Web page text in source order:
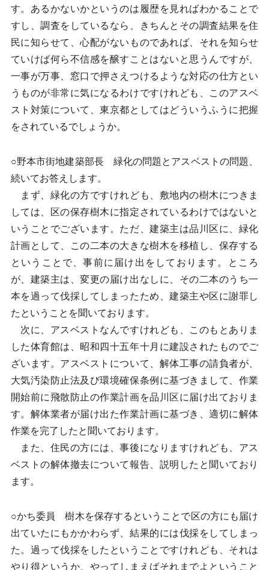
す。あるかないかというのは履歴を見ればわかることで
すし、調査をしているなら、きちんとその調査結果を住
民に知らせて、心配がないものであれば、それを知らせ
ていけば何ら不信感を醸すことはないと思うんですが、
一事が万事、窓口で押さえつけるような対応の仕方とい
うものが非常に気になるわけですけれども、このアスベ
スト対策について、東京都としてはどういうふうに把握
をされているでしょうか。
○野本市街地建築部長 緑化の問題とアスベストの問題、
続いてお答えします。
まず、緑化の方ですけれども、敷地内の樹木につきま
しては、区の保存樹木に指定されているわけではないと
いうことでございます。ただ、建築主は品川区に、緑化
計画として、この二本の大きな樹木を移植し、保存する
ということで、事前に届け出をしております。ところ
が、建築主は、変更の届け出なしに、その二本のうち一
本を過って伐採してしまったため、建築主や区に謝罪し
たということを聞いております。
次に、アスベストなんですけれども、このもとありま
した体育館は、昭和四十五年十月に建設されたものでご
ざいます。アスベストについて、解体工事の請負者が、
大気汚染防止法及び環境確保条例に基づきまして、作業
開始前に飛散防止の作業計画を品川区に届け出ておりま
す。解体業者が届け出た作業計画に基づき、適切に解体
作業を完了したと聞いております。
また、住民の方には、事後になりますけれども、アス
ベストの解体撤去について報告、説明したと聞いており
ます。
○かち委員 樹木を保存するということで区の方にも届け
出ていたにもかかわらず、結果的には伐採をしてしまっ
た。過って伐採をしたということですけれども、それは
やり得というか、やってしまえばそれまでよということ